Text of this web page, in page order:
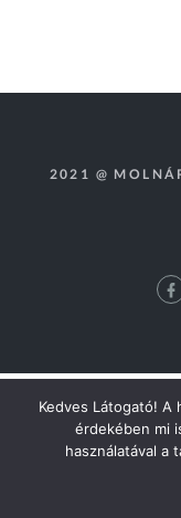
2021 @
Kedves Látogató! A
érdekében mi
használatával a